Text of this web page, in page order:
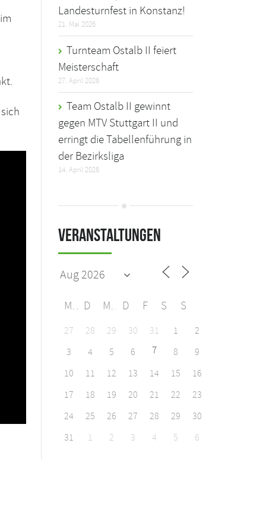
in Kooperation mit
Landesturnfest in Konstanz!
21. Mai 2026
Turnteam Ostalb II feiert
Meisterschaft
27. April 2026
Team Ostalb II gewinnt
gegen MTV Stuttgart II und
erringt die Tabellenführung in
der Bezirksliga
14. April 2026
Veranstaltungen
M D M D F S S
27 28 29 30 31 1
2
3
4 5 6 7 8
9
10
11 12 13 14 15
16
17
18 19 20 21 22
23
24
25 26 27 28 29
30
31
1 2 3 4 5 6